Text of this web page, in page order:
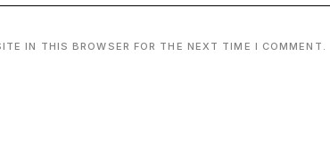
IN THIS BROWSER FOR THE NEXT TIME I COMMENT.